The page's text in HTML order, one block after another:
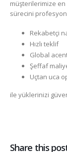
müşterilerimize
sürecini
Rekabetçi
Hızlı teklif
Global
Şeffaf
Uçtan uca
ile yüklerinizi
Share this